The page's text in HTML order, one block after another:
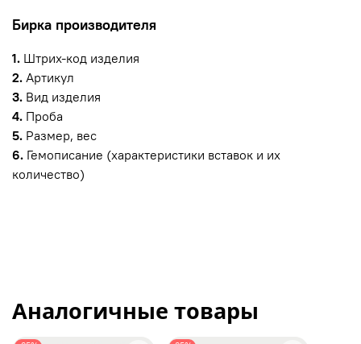
Бирка производителя
1. Штрих-код изделия
2. Артикул
3. Вид изделия
4. Проба
5. Размер, вес
6. Гемописание (характеристики вставок и их
количество)
Аналогичные товары